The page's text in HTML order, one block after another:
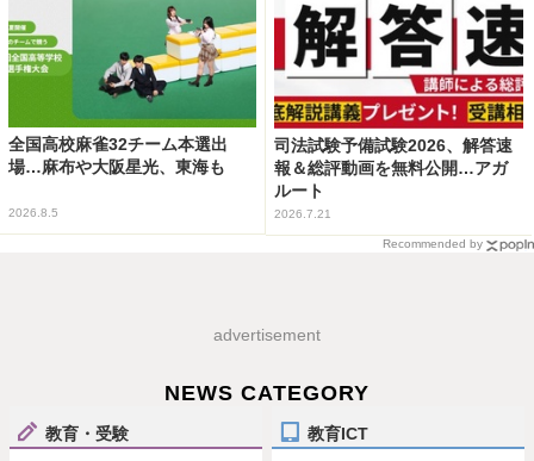
全国高校麻雀32チーム本選出
場…麻布や大阪星光、東海も
2026.8.5
司法試験予備試験2026、解答速
報＆総評動画を無料公開…アガ
ルート
2026.7.21
Recommended by
advertisement
NEWS CATEGORY
教育・受験 教育ICT